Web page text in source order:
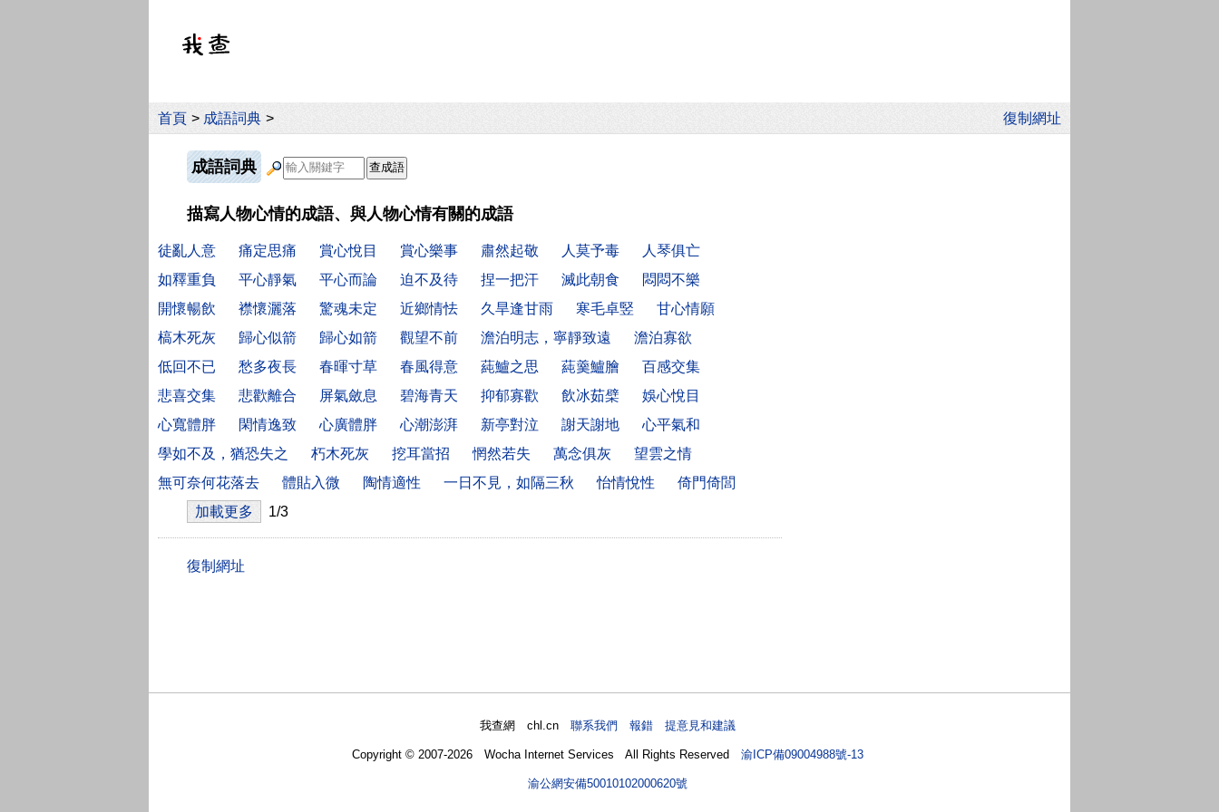
首頁 > 成語詞典 >
成語詞典
描寫人物心情的成語、與人物心情有關的成語
徒亂人意 痛定思痛 賞心悅目 賞心樂事 肅然起敬 人莫予毒
人琴俱亡
如釋重負
平心靜氣 平心而論 迫不及待 捏一把汗 滅此朝食
悶悶不樂
開懷暢飲
襟懷灑落 驚魂未定 近鄉情怯 久旱逢甘雨 寒毛卓竪
甘心情願
槁木死灰
歸心似箭 歸心如箭 觀望不前 澹泊明志，寧靜致遠
澹泊寡欲
低回不已
愁多夜長 春暉寸草 春風得意 蒓鱸之思 蒓羹鱸膾
百感交集
悲喜交集
悲歡離合 屏氣斂息 碧海青天 抑郁寡歡 飲冰茹檗
娛心悅目
心寬體胖
閑情逸致 心廣體胖 心潮澎湃 新亭對泣 謝天謝地
心平氣和
學如不及，猶恐失之
朽木死灰 挖耳當招 惘然若失 萬念俱灰
望雲之情
無可奈何花落去
體貼入微 陶情適性 一日不見，如隔三秋 怡情悅性
倚門倚閭
加載更多
1/3
我查網 chl.cn聯系我們 報錯 提意見和建議
Copyright © 2007-2026 Wocha Internet Services All Rights Reserved渝ICP備09004988號-13
渝公網安備50010102000620號